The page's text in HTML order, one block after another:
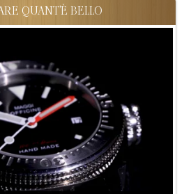
QUANT'È BELLO